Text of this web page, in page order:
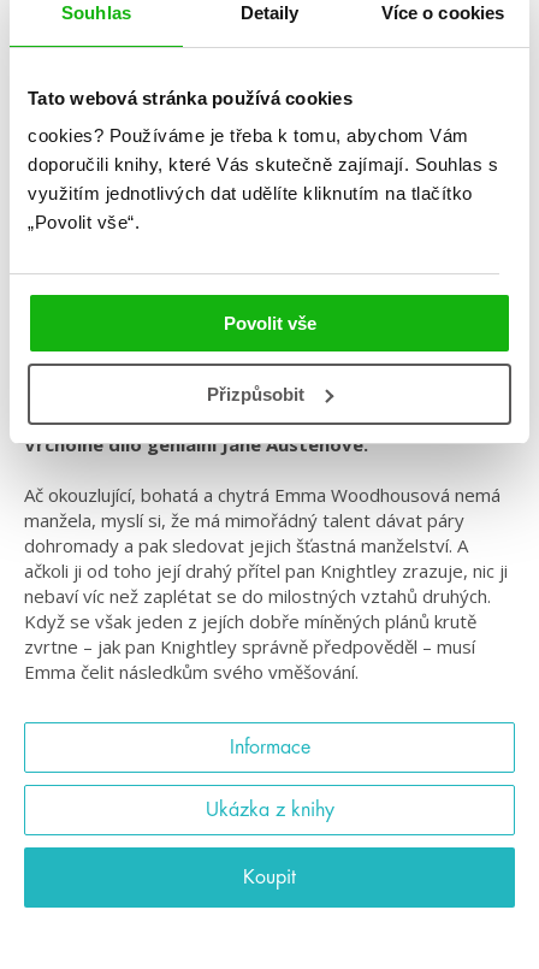
Souhlas Detaily Více o cookies
Tato webová stránka používá cookies
cookies? Používáme je třeba k tomu, abychom Vám
doporučili knihy, které Vás skutečně zajímají. Souhlas s
využitím jednotlivých dat udělíte kliknutím na tlačítko
„Povolit vše“.
Povolit vše
Přizpůsobit
Emma
Jane Austen
#českáobálka #coobooclassics #emma
#janeausten
Vrcholné dílo geniální Jane Austenové.
Ač okouzlující, bohatá a chytrá Emma Woodhousová nemá
manžela, myslí si, že má mimořádný talent dávat páry
dohromady a pak sledovat jejich šťastná manželství. A
ačkoli ji od toho její drahý přítel pan Knightley zrazuje, nic ji
nebaví víc než zaplétat se do milostných vztahů druhých.
Když se však jeden z jejích dobře míněných plánů krutě
zvrtne – jak pan Knightley správně předpověděl – musí
Emma čelit následkům svého vměšování.
Informace
Ukázka z knihy
Koupit